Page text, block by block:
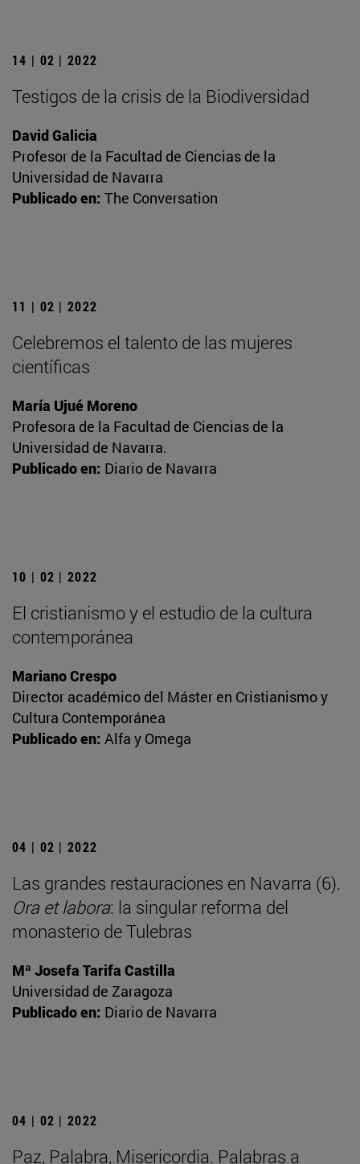
14 | 02 | 2022
Testigos de la crisis de la Biodiversidad
David Galicia
Profesor de la Facultad de Ciencias de la
Universidad de Navarra
Publicado en: The Conversation
11 | 02 | 2022
Celebremos el talento de las mujeres
científicas
María Ujué Moreno
Profesora de la Facultad de Ciencias de la
Universidad de Navarra.
Publicado en: Diario de Navarra
10 | 02 | 2022
El cristianismo y el estudio de la cultura
contemporánea
Mariano Crespo
Director académico del Máster en Cristianismo y
Cultura Contemporánea
Publicado en: Alfa y Omega
04 | 02 | 2022
Las grandes restauraciones en Navarra (6).
Ora et labora: la singular reforma del
monasterio de Tulebras
Mª Josefa Tarifa Castilla
Universidad de Zaragoza
Publicado en: Diario de Navarra
04 | 02 | 2022
Paz, Palabra, Misericordia. Palabras a